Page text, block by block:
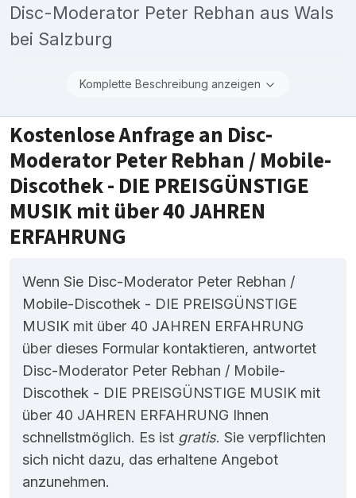
Disc-Moderator Peter Rebhan aus Wals
bei Salzburg
Komplette Beschreibung anzeigen
Kostenlose Anfrage an Disc-
Moderator Peter Rebhan / Mobile-
Discothek - DIE PREISGÜNSTIGE
MUSIK mit über 40 JAHREN
ERFAHRUNG
Wenn Sie Disc-Moderator Peter Rebhan /
Mobile-Discothek - DIE PREISGÜNSTIGE
MUSIK mit über 40 JAHREN ERFAHRUNG
über dieses Formular kontaktieren, antwortet
Disc-Moderator Peter Rebhan / Mobile-
Discothek - DIE PREISGÜNSTIGE MUSIK mit
über 40 JAHREN ERFAHRUNG Ihnen
schnellstmöglich. Es ist gratis. Sie verpflichten
sich nicht dazu, das erhaltene Angebot
anzunehmen.